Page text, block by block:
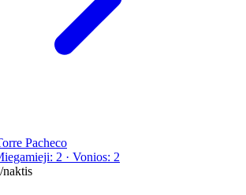
Pacheco
2 · Vonios: 2
/naktis